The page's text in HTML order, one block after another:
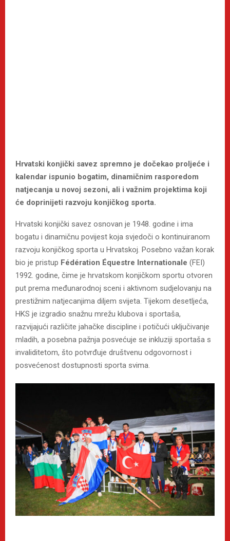
Hrvatski konjički savez spremno je dočekao proljeće i
kalendar ispunio bogatim, dinamičnim rasporedom
natjecanja u novoj sezoni, ali i važnim projektima koji
će doprinijeti razvoju konjičkog sporta.
Hrvatski konjički savez osnovan je 1948. godine i ima
bogatu i dinamičnu povijest koja svjedoči o kontinuiranom
razvoju konjičkog sporta u Hrvatskoj. Posebno važan korak
bio je pristup Fédération Équestre Internationale (FEI)
1992. godine, čime je hrvatskom konjičkom sportu otvoren
put prema međunarodnoj sceni i aktivnom sudjelovanju na
prestižnim natjecanjima diljem svijeta. Tijekom desetljeća,
HKS je izgradio snažnu mrežu klubova i sportaša,
razvijajući različite jahačke discipline i potičući uključivanje
mladih, a posebna pažnja posvećuje se inkluziji sportaša s
invaliditetom, što potvrđuje društvenu odgovornost i
posvećenost dostupnosti sporta svima.